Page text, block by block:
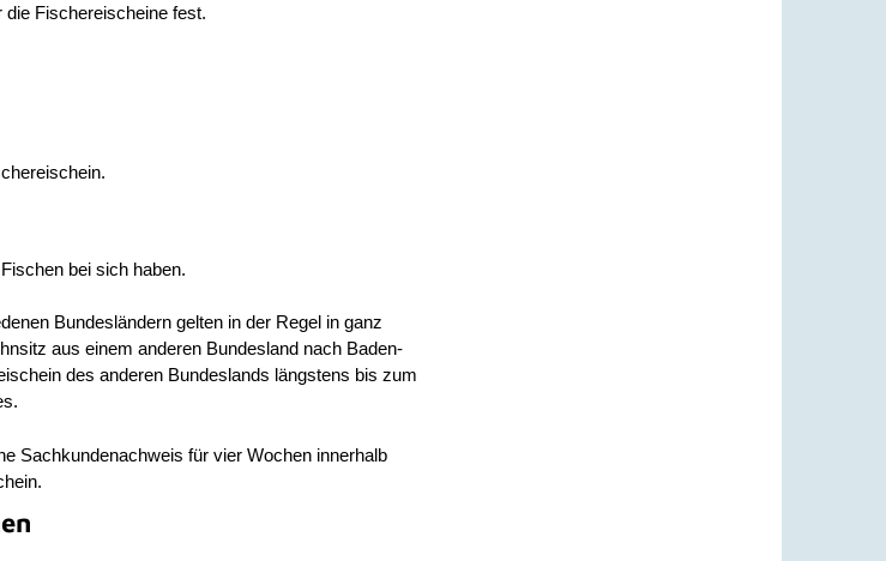
die Fischereischeine fest.
bei sich haben.
Bundesländern gelten in der Regel in ganz
aus einem anderen Bundesland nach Baden-
des anderen Bundeslands längstens bis zum
Sachkundenachweis für vier Wochen innerhalb